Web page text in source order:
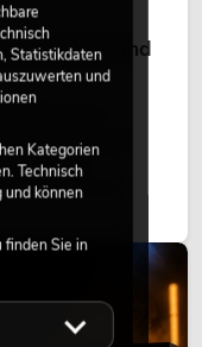
Sicherheit und
eine
Ambiente und
Messeständen:
längst zum
Statistikdaten
und
Kategorien
Technisch
können
Sie in